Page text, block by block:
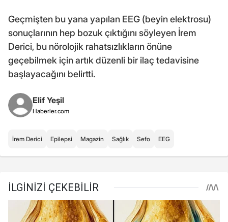
Geçmişten bu yana yapılan EEG (beyin elektrosu)
sonuçlarının hep bozuk çıktığını söyleyen İrem
Derici, bu nörolojik rahatsızlıkların önüne
geçebilmek için artık düzenli bir ilaç tedavisine
başlayacağını belirtti.
Elif Yeşil
Haberler.com
İrem Derici Epilepsi Magazin Sağlık Sefo EEG